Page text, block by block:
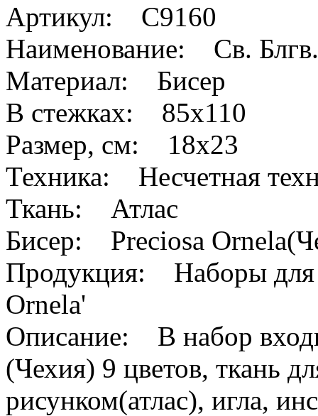
Артикул: С9160
Наименование: Св.
Материал: Бисер
В стежках: 85х110
Размер, см: 18x23
Техника: Несчетная
Ткань: Атлас
Бисер: Preciosa
Продукция: Наборы для
Ornela'
Описание: В набор
(Чехия) 9 цветов, ткань
рисунком(атлас), игла,